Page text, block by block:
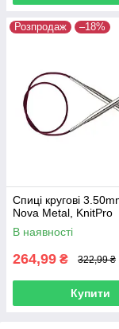
Розпродаж –18%
Спиці кругові
Nova Metal, KnitPro
В наявності
264,99 ₴ 322,99 ₴
Купити